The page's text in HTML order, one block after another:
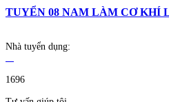
TUYỂN 08 NAM LÀM CƠ KHÍ
Nhà tuyển dụng:
1696